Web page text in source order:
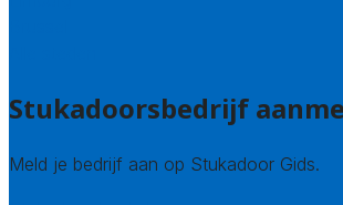
Stukadoorsbedrijf
Meld je bedrijf aan op Stukadoor Gids.